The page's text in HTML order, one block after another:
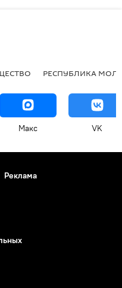
РЕСПУБЛИКА
Макс VK
Реклама